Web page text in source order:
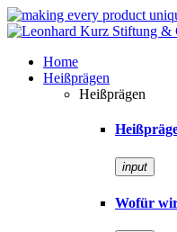
Home
Heißprägen
Heißprägen
input
Wofür